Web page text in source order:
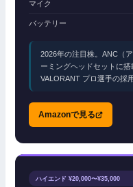
マイク
バッテリー
2026年の注目株。ANC（
ーミングヘッドセットに
VALORANT プロ選手の採
Amazonで見る
ハイエンド ¥20,000〜¥35,000